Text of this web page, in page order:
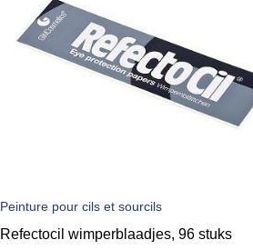
Peinture pour cils et sourcils
Refectocil wimperblaadjes, 96 stuks